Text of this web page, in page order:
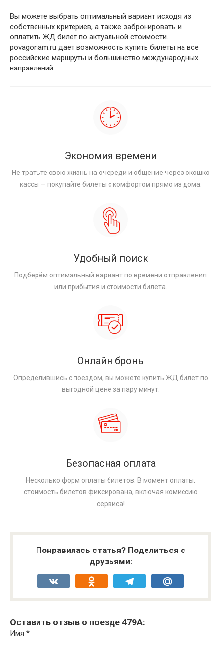
Вы можете выбрать оптимальный вариант исходя из
собственных критериев, а также забронировать и
оплатить ЖД билет по актуальной стоимости.
povagonam.ru дает возможность купить билеты на все
российские маршруты и большинство международных
направлений.
Экономия времени
Не тратьте свою жизнь на очереди и общение через окошко
кассы — покупайте билеты с комфортом прямо из дома.
Удобный поиск
Подберём оптимальный вариант по времени отправления
или прибытия и стоимости билета.
Онлайн бронь
Определившись с поездом, вы можете купить ЖД билет по
выгодной цене за пару минут.
Безопасная оплата
Несколько форм оплаты билетов. В момент оплаты,
стоимость билетов фиксирована, включая комиссию
сервиса!
Понравилась статья? Поделиться с
друзьями:
VK OdnoklassnikiTelegram
Оставить отзыв о поезде 479А:
Имя *